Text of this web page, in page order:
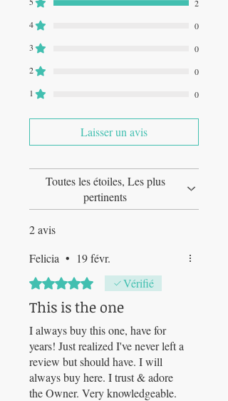
2
4
0
3
0
2
0
1
0
Laisser un avis
Toutes les étoiles, Les plus
pertinents
2 avis
Felicia • 19 févr.
Noté 5 sur 5. Vérifié
This is the one
I always buy this one, have for
years! Just realized I've never left a
review but should have. I will
always buy here. I trust & adore
the Owner. Very knowledgeable.